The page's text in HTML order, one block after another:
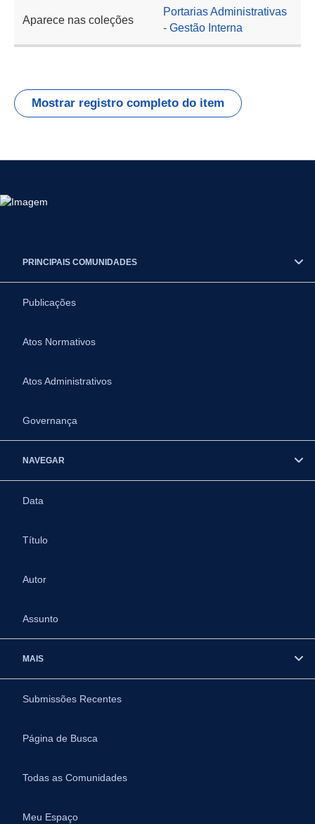
Aparece nas coleções
Portarias Administrativas
- Gestão Interna
Mostrar registro completo do item
PRINCIPAIS COMUNIDADES
Publicações
Atos Normativos
Atos Administrativos
Governança
NAVEGAR
Data
Título
Autor
Assunto
MAIS
Submissões Recentes
Página de Busca
Todas as Comunidades
Meu Espaço